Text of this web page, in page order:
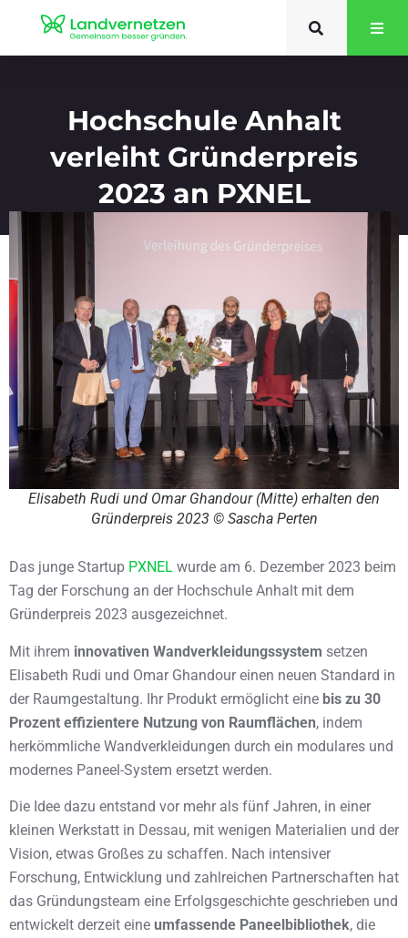
Hochschule Anhalt
verleiht Gründerpreis
2023 an PXNEL
Elisabeth Rudi und Omar Ghandour (Mitte) erhalten den
Gründerpreis 2023 © Sascha Perten
Das junge Startup PXNEL wurde am 6. Dezember 2023 beim
Tag der Forschung an der Hochschule Anhalt mit dem
Gründerpreis 2023 ausgezeichnet.
Mit ihrem innovativen Wandverkleidungssystem setzen
Elisabeth Rudi und Omar Ghandour einen neuen Standard in
der Raumgestaltung. Ihr Produkt ermöglicht eine bis zu 30
Prozent effizientere Nutzung von Raumflächen, indem
herkömmliche Wandverkleidungen durch ein modulares und
modernes Paneel-System ersetzt werden.
Die Idee dazu entstand vor mehr als fünf Jahren, in einer
kleinen Werkstatt in Dessau, mit wenigen Materialien und der
Vision, etwas Großes zu schaffen. Nach intensiver
Forschung, Entwicklung und zahlreichen Partnerschaften hat
das Gründungsteam eine Erfolgsgeschichte geschrieben und
entwickelt derzeit eine umfassende Paneelbibliothek, die